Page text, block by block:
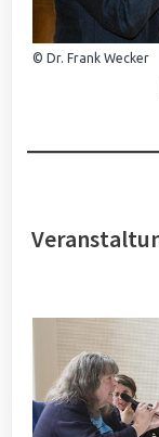
© Dr. Frank Wecker